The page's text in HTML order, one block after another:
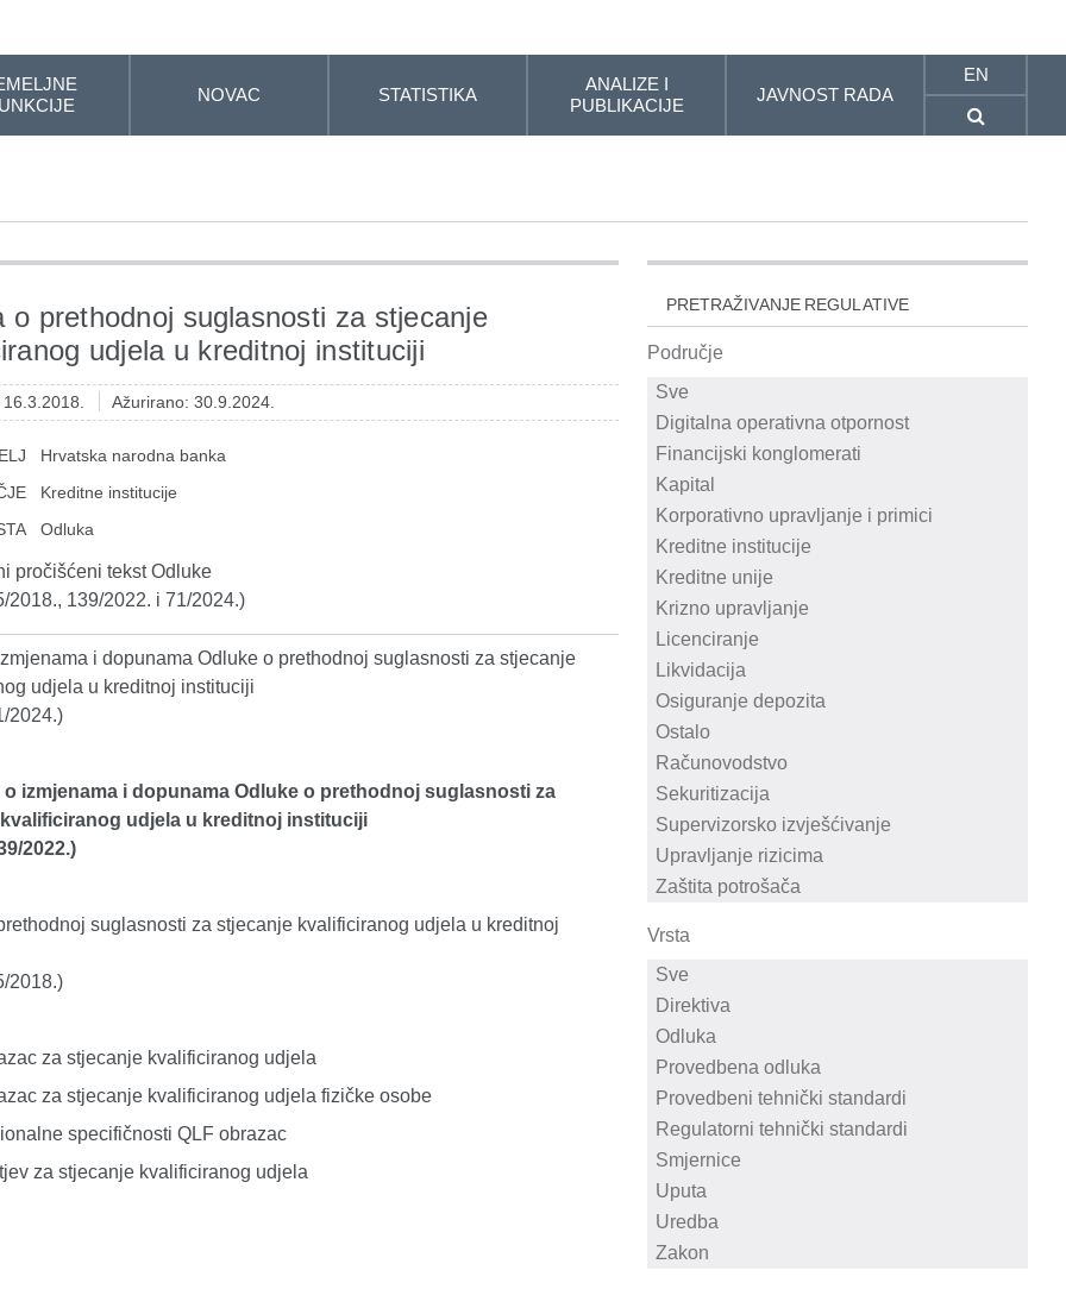
NOVAC STATISTIKA
ANALIZE I
PUBLIKACIJE
JAVNOST RADA
EN
o prethodnoj suglasnosti za stjecanje
udjela u kreditnoj instituciji
Ažurirano: 30.9.2024.
Hrvatska narodna banka
Kreditne institucije
Odluka
pročišćeni tekst Odluke
2018., 139/2022. i 71/2024.)
i dopunama Odluke o prethodnoj suglasnosti za stjecanje
udjela u kreditnoj instituciji
2024.)
o izmjenama i dopunama Odluke o prethodnoj suglasnosti za
udjela u kreditnoj instituciji
2022.)
suglasnosti za stjecanje kvalificiranog udjela u kreditnoj
2018.)
za stjecanje kvalificiranog udjela
za stjecanje kvalificiranog udjela fizičke osobe
specifičnosti QLF obrazac
za stjecanje kvalificiranog udjela
PRETRAŽIVANJE REGULATIVE
Područje
Vrsta